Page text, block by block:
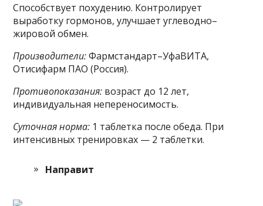
Способствует похудению. Контролирует
выработку гормонов, улучшает углеводно–
жировой обмен.
Производители:Фармстандарт–УфаВИТА,
Отисифарм ПАО (Россия).
Противопоказания: возраст до 12 лет,
индивидуальная непереносимость.
Суточная норма: 1 таблетка после обеда. При
интенсивных тренировках — 2 таблетки.
Направит